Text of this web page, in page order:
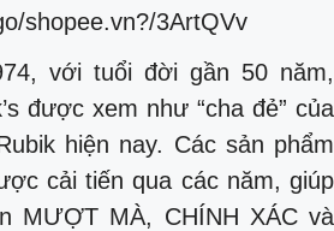
shopee.vn?/3ArtQVv
với tuổi đời gần 50 năm,
được xem như “cha đẻ” của
hiện nay. Các sản phẩm
cải tiến qua các năm, giúp
MƯỢT MÀ, CHÍNH XÁC và